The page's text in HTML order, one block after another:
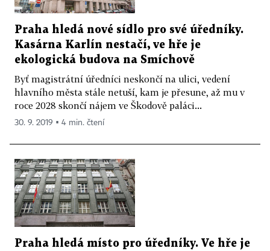
Praha hledá nové sídlo pro své úředníky.
Kasárna Karlín nestačí, ve hře je
ekologická budova na Smíchově
Byť magistrátní úředníci neskončí na ulici, vedení
hlavního města stále netuší, kam je přesune, až mu v
roce 2028 skončí nájem ve Škodově paláci...
30. 9. 2019 ▪ 4 min. čtení
Praha hledá místo pro úředníky. Ve hře je